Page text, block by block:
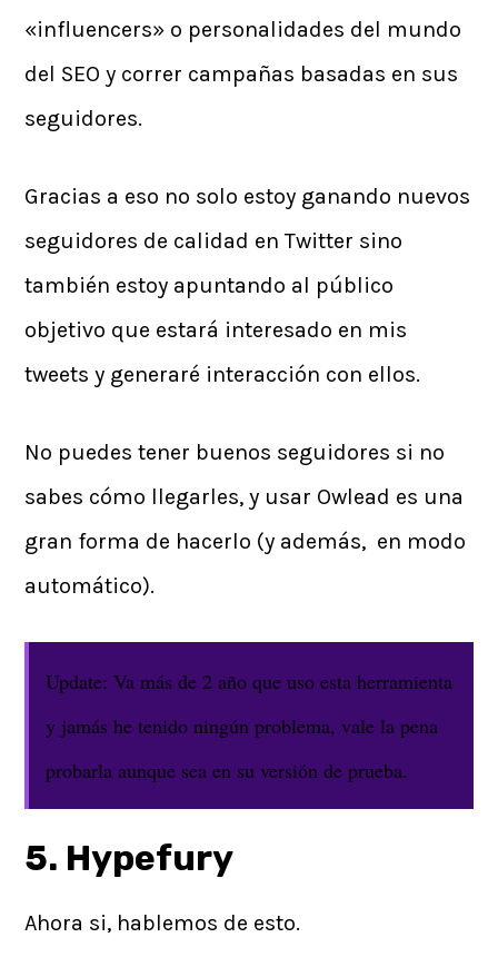
«influencers» o personalidades del mundo
del SEO y correr campañas basadas en sus
seguidores.
Gracias a eso no solo estoy ganando nuevos
seguidores de calidad en Twitter sino
también estoy apuntando al público
objetivo que estará interesado en mis
tweets y generaré interacción con ellos.
No puedes tener buenos seguidores si no
sabes cómo llegarles, y usar Owlead es una
gran forma de hacerlo (y además, en modo
automático).
Update: Va más de 2 año que uso esta herramienta
y jamás he tenido ningún problema, vale la pena
probarla aunque sea en su versión de prueba.
5. Hypefury
Ahora si, hablemos de esto.